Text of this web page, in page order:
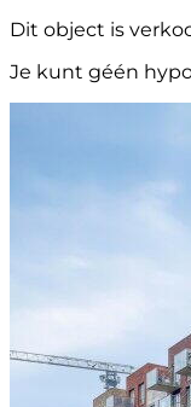
Dit object is
Je kunt géén